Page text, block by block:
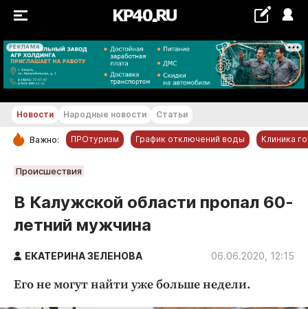
РЕКЛАМА
+20...+21 °С
РУБРИКИ
Новости компаний
Статьи
Народные новости
Авто и транспорт
Благоустройство
Новости Народные новости Статьи
Важно: ПРОтуризм График отключений воды Клиника
Происшествия
В Калужской области пропал 60-
летний мужчина
ЕКАТЕРИНА ЗЕЛЕНОВА 06.06.2020, 12:15
Его не могут найти уже больше недели.